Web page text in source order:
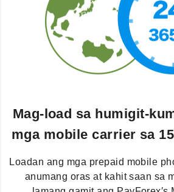
Mag-load sa humigit-
mga mobile carrier sa
Loadan ang mga prepaid mobile
anumang oras at kahit saan sa